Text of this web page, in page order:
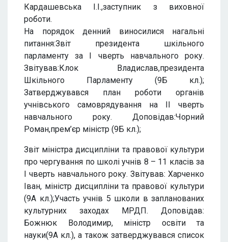
Кардашевська І.І.,заступник з виховної
роботи.
На порядок денний виносилися нагальні
питання:Звіт президента шкільного
парламенту за I чверть навчального року.
Звітував:Клок Владислав,президента
Шкільного Парламенту (9Б кл.);
Затверджувався план роботи органів
учнівського самоврядування на II чверть
навчального року. Доповідав:Чорний
Роман,прем’єр міністр (9Б кл.);
Звіт міністра дисципліни та правової культури
про чергування по школі учнів 8 – 11 класів за
I чверть навчального року. Звітував: Харченко
Іван, міністр дисципліни та правової культури
(9А кл.);Участь учнів 5 школи в запланованих
культурних заходах МРДП. Доповідав:
Божнюк Володимир, міністр освіти та
науки(9А кл.), а також затверджувався список